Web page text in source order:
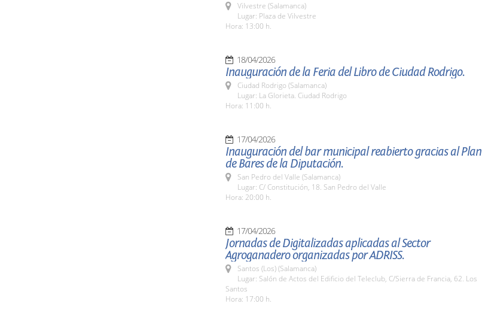
Vilvestre (Salamanca)
Lugar: Plaza de Vilvestre
Hora: 13:00 h.
18/04/2026
Inauguración de la Feria del Libro de Ciudad Rodrigo.
Ciudad Rodrigo (Salamanca)
Lugar: La Glorieta. Ciudad Rodrigo
Hora: 11:00 h.
17/04/2026
Inauguración del bar municipal reabierto gracias al Plan
de Bares de la Diputación.
San Pedro del Valle (Salamanca)
Lugar: C/ Constitución, 18. San Pedro del Valle
Hora: 20:00 h.
17/04/2026
Jornadas de Digitalizadas aplicadas al Sector
Agroganadero organizadas por ADRISS.
Santos (Los) (Salamanca)
Lugar: Salón de Actos del Edificio del Teleclub, C/Sierra de Francia, 62. Los
Santos
Hora: 17:00 h.